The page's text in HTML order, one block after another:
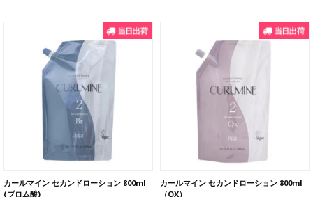
カールマイン セカンドローション 800ml
(ブロム酸)
カールマイン セカンドローション 800ml
（OX）